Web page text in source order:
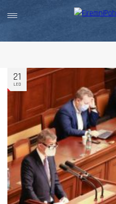
21
LED